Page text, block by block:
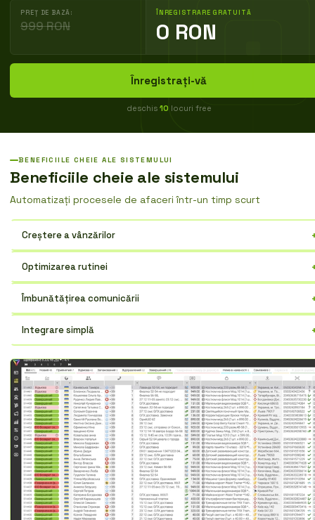
PREȚ DE BAZĂ:
999 RON
ÎNREGISTRARE GRATUITĂ
0 RON
Înregistrați-vă
deschis 10 locuri free
BENEFICIILE CHEIE ALE SISTEMULUI
Beneficiile cheie ale sistemului
Automatizați procesele de afaceri într-un timp scurt
Creștere a vânzărilor
Optimizarea rutinei
Îmbunătățirea comunicării
Integrare simplă